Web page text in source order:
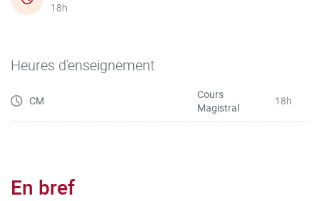
18h
Heures d'enseignement
CM
Cours
Magistral
18h
En bref